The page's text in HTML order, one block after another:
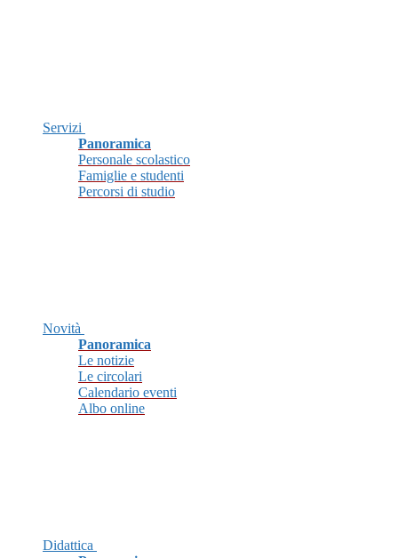
Servizi
Panoramica
Personale scolastico
Famiglie e studenti
Percorsi di studio
Novità
Panoramica
Le notizie
Le circolari
Calendario eventi
Albo online
Didattica